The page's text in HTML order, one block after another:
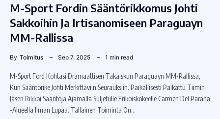
M-Sport Fordin Sääntörikkomus Johti
Sakkoihin Ja Irtisanomiseen Paraguayn
MM-Rallissa
By Toimitus Sep 7, 2025 1 min read
M-Sport Ford Kohtasi Dramaattisen Takaiskun Paraguayn MM-Rallissa,
Kun Sääntörike Johti Merkittäviin Seurauksiin. Paikallisesti Palkattu Tiimin
Jäsen Rikkoi Sääntöjä Ajamalla Suljetulle Erikoiskokeelle Carmen Del Parana
-alueella Ilman Lupaa. Tällainen Toiminta On…